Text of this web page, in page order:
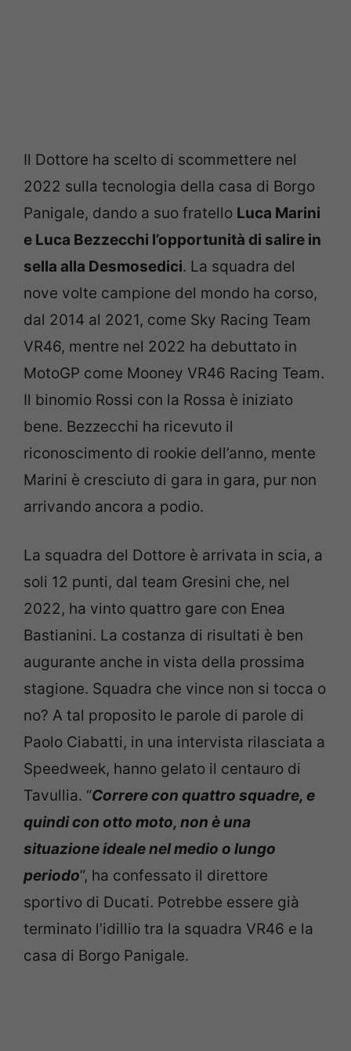
Il Dottore ha scelto di scommettere nel
2022 sulla tecnologia della casa di Borgo
Panigale, dando a suo fratello Luca Marini
e Luca Bezzecchi l’opportunità di salire in
sella alla Desmosedici. La squadra del
nove volte campione del mondo ha corso,
dal 2014 al 2021, come Sky Racing Team
VR46, mentre nel 2022 ha debuttato in
MotoGP come Mooney VR46 Racing Team.
Il binomio Rossi con la Rossa è iniziato
bene. Bezzecchi ha ricevuto il
riconoscimento di rookie dell’anno, mente
Marini è cresciuto di gara in gara, pur non
arrivando ancora a podio.
La squadra del Dottore è arrivata in scia, a
soli 12 punti, dal team Gresini che, nel
2022, ha vinto quattro gare con Enea
Bastianini. La costanza di risultati è ben
augurante anche in vista della prossima
stagione. Squadra che vince non si tocca o
no? A tal proposito le parole di parole di
Paolo Ciabatti, in una intervista rilasciata a
Speedweek, hanno gelato il centauro di
Tavullia. “Correre con quattro squadre, e
quindi con otto moto, non è una
situazione ideale nel medio o lungo
periodo”, ha confessato il direttore
sportivo di Ducati. Potrebbe essere già
terminato l’idillio tra la squadra VR46 e la
casa di Borgo Panigale.